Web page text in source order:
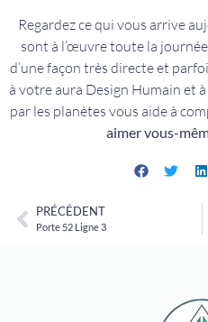
Regardez ce qui vous arrive
sont à l’œuvre toute la
d’une façon très directe et
à votre aura Design Humain et
par les planètes vous aide à
aimer vous-
PRÉCÉDENT
Porte 52 Ligne 3